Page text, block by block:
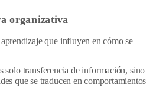
organizativa
que influyen en cómo se
solo transferencia de información, sino
que se traducen en comportamientos